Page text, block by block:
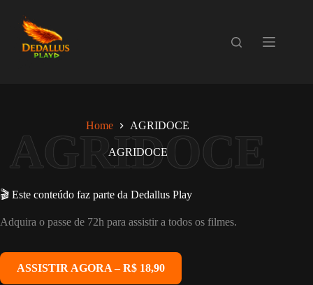
conteúdo
Home AGRIDOCE
AGRIDOCE
🎬 Este conteúdo faz parte da Dedallus Play
Adquira o passe de 72h para assistir a todos os filmes.
ASSISTIR AGORA – R$ 18,90